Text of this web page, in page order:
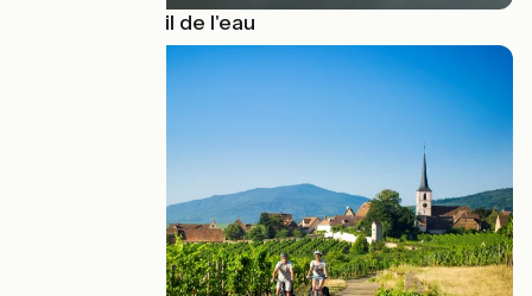
🚣 Pédaler au fil de l'eau